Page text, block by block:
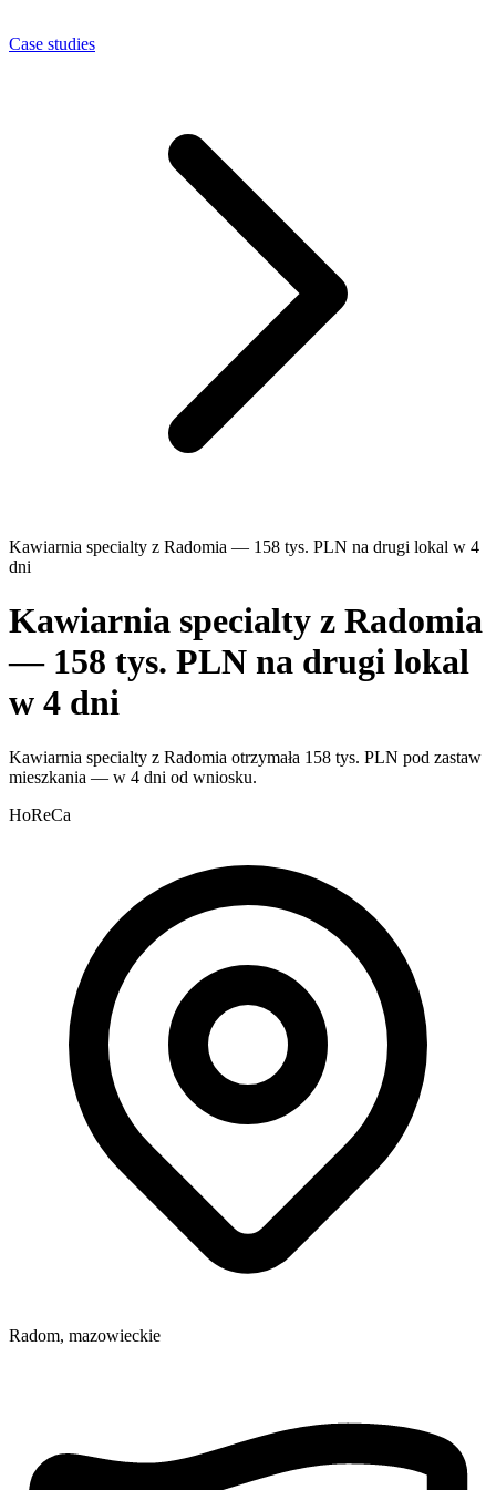
Case studies
Kawiarnia specialty z Radomia — 158 tys. PLN na drugi lokal w 4
dni
Kawiarnia specialty z Radomia
— 158 tys. PLN na drugi lokal
w 4 dni
Kawiarnia specialty z Radomia otrzymała 158 tys. PLN pod zastaw
mieszkania — w 4 dni od wniosku.
HoReCa
Radom, mazowieckie